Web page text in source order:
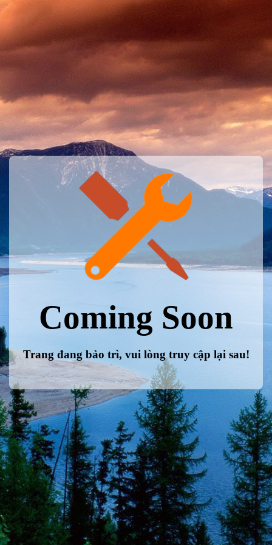
Coming Soon
Trang đang bảo trì, vui lòng truy cập lại sau!